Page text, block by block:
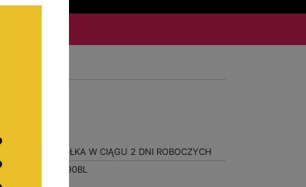
WYSYŁKA W CIĄGU 2 DNI ROBOCZYCH
BA5990BL